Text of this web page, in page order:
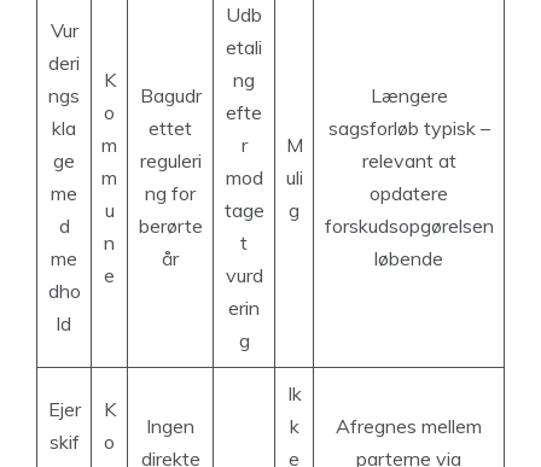
Vur
deri
ngs
kla
ge
me
d
me
dho
ld
K
o
m
m
u
n
e
Bagudr
ettet
reguleri
ng for
berørte
år
Udb
etali
ng
efte
r
mod
tage
t
vurd
erin
g
M
uli
g
Længere
sagsforløb typisk –
relevant at
opdatere
forskudsopgørelsen
løbende
Ejer
skif
K
o
Ingen
direkte
Ik
k
e
Afregnes mellem
parterne via